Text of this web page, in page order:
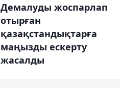
Демалуды жоспарлап
отырған
қазақстандықтарға
маңызды ескерту
жасалды